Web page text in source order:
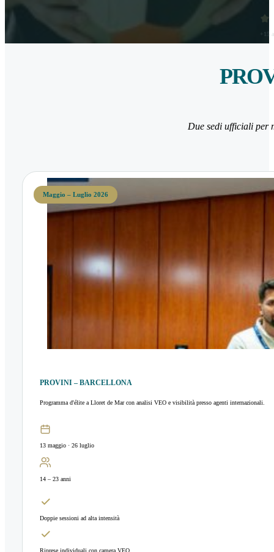
+15
Due sedi ufficiali per
Maggio – Luglio 2026
PROVINI – BARCELLONA
Programma d'élite a Lloret de Mar con analisi VEO e visibilità presso agenti internazionali.
13 maggio · 26 luglio
14 – 23 anni
Doppie sessioni ad alta intensità
Riprese individuali con camera VEO